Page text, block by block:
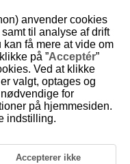
anvender cookies
til analyse af drift
få mere at vide om
på ”Acceptér”
Ved at klikke
valgt, optages og
for
på hjemmesiden.
indstilling.
Accepterer ikke